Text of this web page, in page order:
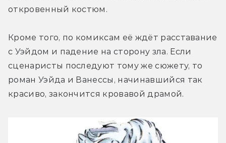
откровенный костюм.
Кроме того, по комиксам её ждёт расставание
с Уэйдом и падение на сторону зла. Если
сценаристы последуют тому же сюжету, то
роман Уэйда и Ванессы, начинавшийся так
красиво, закончится кровавой драмой.